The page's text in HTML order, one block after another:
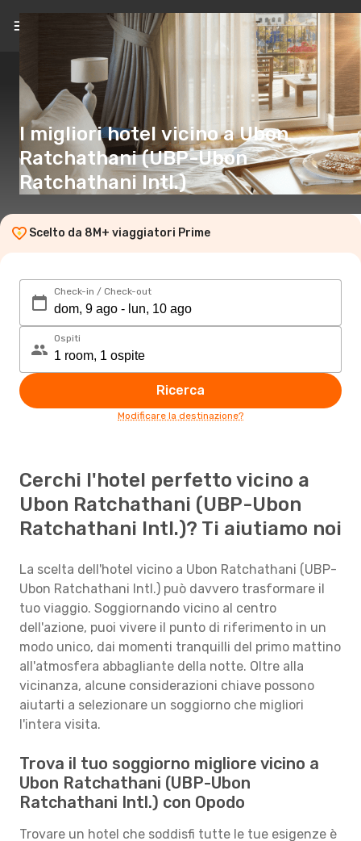
IT(CHF)
I migliori hotel vicino a Ubon
Ratchathani (UBP-Ubon
Ratchathani Intl.)
Scelto da 8M+ viaggiatori Prime
Check-in / Check-out
Ospiti
Ricerca
Modificare la destinazione?
Cerchi l'hotel perfetto vicino a
Ubon Ratchathani (UBP-Ubon
Ratchathani Intl.)? Ti aiutiamo noi
La scelta dell'hotel vicino a Ubon Ratchathani (UBP-
Ubon Ratchathani Intl.) può davvero trasformare il
tuo viaggio. Soggiornando vicino al centro
dell'azione, puoi vivere il punto di riferimento in un
modo unico, dai momenti tranquilli del primo mattino
all'atmosfera abbagliante della notte. Oltre alla
vicinanza, alcune considerazioni chiave possono
aiutarti a selezionare un soggiorno che migliori
l'intera visita.
Trova il tuo soggiorno migliore vicino a
Ubon Ratchathani (UBP-Ubon
Ratchathani Intl.) con Opodo
Trovare un hotel che soddisfi tutte le tue esigenze è